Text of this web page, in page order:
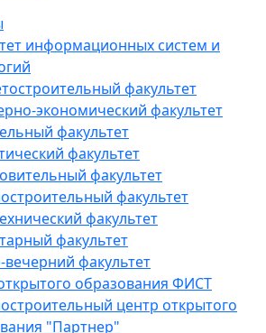
информационных систем и
факультет
экономический факультет
факультет
факультет
факультет
факультет
факультет
факультет
факультет
образования ФИСТ
центр открытого
"Партнер"